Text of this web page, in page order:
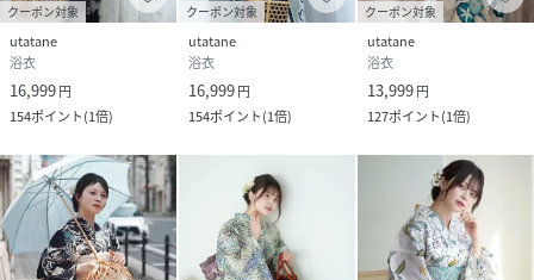
クーポン対象
utatane
浴衣
16,999円
154ポイント(1倍)
クーポン対象
utatane
浴衣
16,999円
154ポイント(1倍)
クーポン対象
utatane
浴衣
13,999円
127ポイント(1倍)